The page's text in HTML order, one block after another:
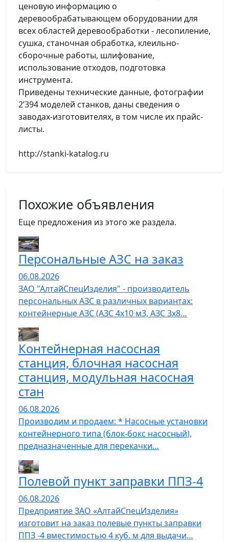
ценовую информацию о
деревообрабатывающем оборудовании для
всех областей деревообработки - лесопиление,
сушка, станочная обработка, клеильно-
сборочные работы, шлифование,
использование отходов, подготовка
инструмента.
Приведены технические данные, фотографии
2’394 моделей станков, даны сведения о
заводах-изготовителях, в том числе их прайс-
листы.
http://stanki-katalog.ru
Похожие объявления
Еще предложения из этого же раздела.
Персональные АЗС на заказ
06.08.2026
ЗАО "АлтайСпецИзделия" - производитель
персональных АЗС в различных вариантах:
контейнерные АЗС (АЗС 4х10 м3, АЗС 3х8…
Контейнерная насосная
станция, блочная насосная
станция, модульная насосная
стан
06.08.2026
Производим и продаем: * Насосные установки
контейнерного типа (блок-бокс насосный),
предназначенные для перекачки…
Полевой пункт заправки ППЗ-4
06.08.2026
Предприятие ЗАО «АлтайСпецИзделия»
изготовит на заказ полевые пункты заправки
ППЗ -4 вместимостью 4 куб. м для выдачи…